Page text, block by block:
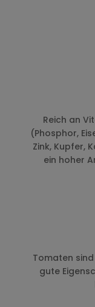
Reich an
(Phosphor,
Zink, Kupfer,
ein hoher
Tomaten
gute